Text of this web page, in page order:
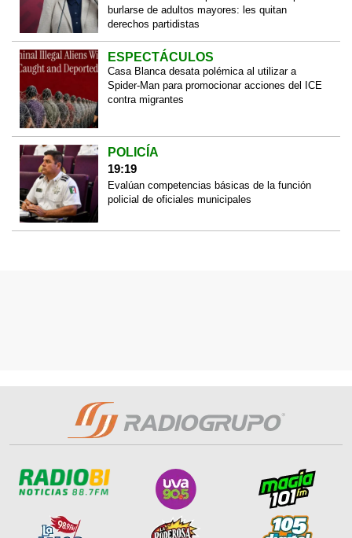
burlarse de adultos mayores: les quitan
derechos partidistas
ESPECTÁCULOS
Casa Blanca desata polémica al utilizar a
Spider-Man para promocionar acciones del ICE
contra migrantes
POLICÍA
19:19
Evalúan competencias básicas de la función
policial de oficiales municipales